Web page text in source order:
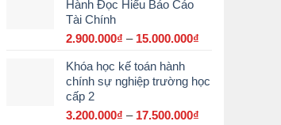
Hành Đọc Hiểu Báo Cáo
Tài Chính
2.900.000₫ – 15.000.000₫
2.900.000₫
Khóa học kế toán hành
chính sự nghiệp trường học
cấp 2
3.200.000₫ – 17.500.000₫